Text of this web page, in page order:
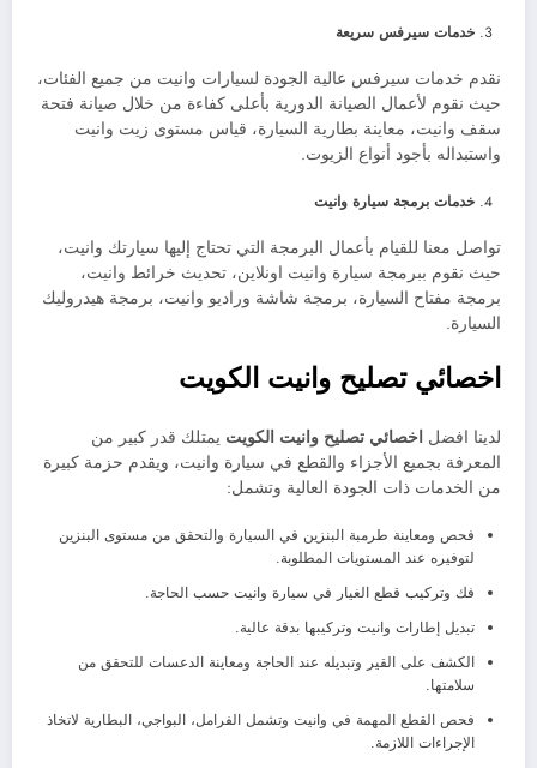
خدمات سيرفس سريعة
نقدم خدمات سيرفس عالية الجودة لسيارات وانيت من جميع الفئات،
حيث نقوم لأعمال الصيانة الدورية بأعلى كفاءة من خلال صيانة فتحة
سقف وانيت، معاينة بطارية السيارة، قياس مستوى زيت وانيت
واستبداله بأجود أنواع الزيوت.
خدمات برمجة سيارة وانيت
تواصل معنا للقيام بأعمال البرمجة التي تحتاج إليها سيارتك وانيت،
حيث نقوم ببرمجة سيارة وانيت اونلاين، تحديث خرائط وانيت،
برمجة مفتاح السيارة، برمجة شاشة وراديو وانيت، برمجة هيدروليك
السيارة.
اخصائي تصليح وانيت الكويت
لدينا افضل اخصائي تصليح وانيت الكويت يمتلك قدر كبير من
المعرفة بجميع الأجزاء والقطع في سيارة وانيت، ويقدم حزمة كبيرة
من الخدمات ذات الجودة العالية وتشمل:
فحص ومعاينة طرمبة البنزين في السيارة والتحقق من مستوى البنزين
لتوفيره عند المستويات المطلوبة.
فك وتركيب قطع الغيار في سيارة وانيت حسب الحاجة.
تبديل إطارات وانيت وتركيبها بدقة عالية.
الكشف على القير وتبديله عند الحاجة ومعاينة الدعسات للتحقق من
سلامتها.
فحص القطع المهمة في وانيت وتشمل الفرامل، البواجي، البطارية لاتخاذ
الإجراءات اللازمة.